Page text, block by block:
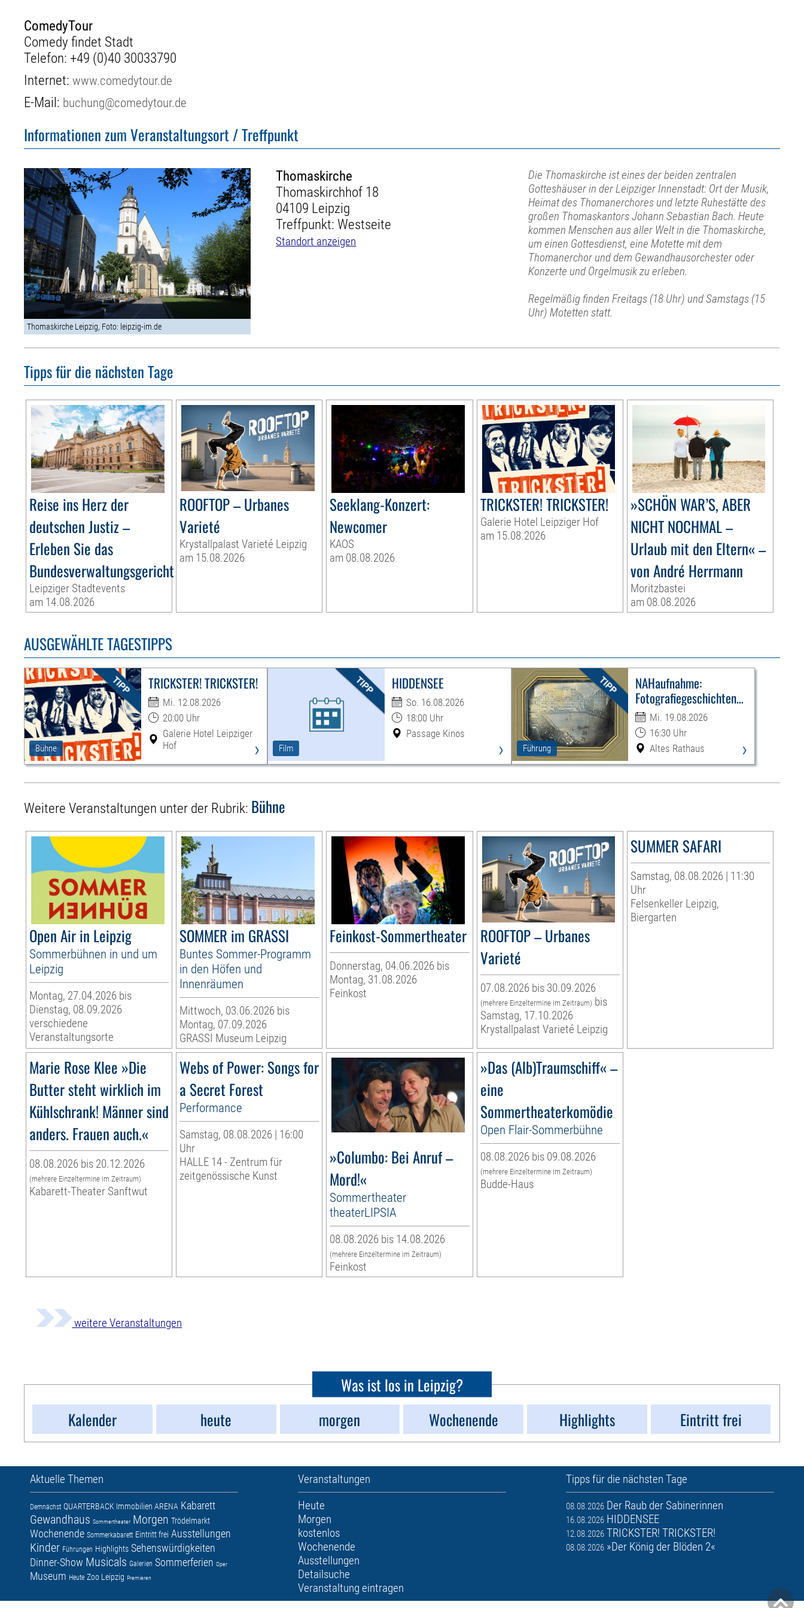
ComedyTour
Comedy findet Stadt
Telefon: +49 (0)40 30033790
Internet:www.comedytour.de
E-Mail: buchung@comedytour.de
Informationen zum Veranstaltungsort / Treffpunkt
Thomaskirche Leipzig, Foto: leipzig-im.de
Thomaskirche
Thomaskirchhof 18
04109 Leipzig
Treffpunkt: Westseite
Standort anzeigen
Die Thomaskirche ist eines der beiden zentralen
Gotteshäuser in der Leipziger Innenstadt: Ort der Musik,
Heimat des Thomanerchores und letzte Ruhestätte des
großen Thomaskantors Johann Sebastian Bach. Heute
kommen Menschen aus aller Welt in die Thomaskirche,
um einen Gottesdienst, eine Motette mit dem
Thomanerchor und dem Gewandhausorchester oder
Konzerte und Orgelmusik zu erleben.
Regelmäßig finden Freitags (18 Uhr) und Samstags (15
Uhr) Motetten statt.
Tipps für die nächsten Tage
Reise ins Herz der
deutschen Justiz –
Erleben Sie das
Bundesverwaltungsgericht
Leipziger Stadtevents
am 14.08.2026
ROOFTOP – Urbanes
Varieté
Krystallpalast Varieté Leipzig
am 15.08.2026
Seeklang-Konzert:
Newcomer
KAOS
am 08.08.2026
TRICKSTER! TRICKSTER!
Galerie Hotel Leipziger Hof
am 15.08.2026
»SCHÖN WAR’S, ABER
NICHT NOCHMAL –
Urlaub mit den Eltern« –
von André Herrmann
Moritzbastei
am 08.08.2026
AUSGEWÄHLTE TAGESTIPPS
Bühne
TRICKSTER! TRICKSTER!
Mi. 12.08.2026
20:00 Uhr
Galerie Hotel Leipziger
Hof
› Film
HIDDENSEE
So. 16.08.2026
18:00 Uhr
Passage Kinos
› Führung
NAHaufnahme:
Fotografiegeschichten
Leipzigs
Mi. 19.08.2026
16:30 Uhr
Altes Rathaus
›
Weitere Veranstaltungen unter der Rubrik: Bühne
Open Air in Leipzig
Sommerbühnen in und um
Leipzig
Montag, 27.04.2026 bis
Dienstag, 08.09.2026
verschiedene
Veranstaltungsorte
SOMMER im GRASSI
Buntes Sommer-Programm
in den Höfen und
Innenräumen
Mittwoch, 03.06.2026 bis
Montag, 07.09.2026
GRASSI Museum Leipzig
Feinkost-Sommertheater
Donnerstag, 04.06.2026 bis
Montag, 31.08.2026
Feinkost
ROOFTOP – Urbanes
Varieté
07.08.2026 bis 30.09.2026
(mehrere Einzeltermine im Zeitraum) bis
Samstag, 17.10.2026
Krystallpalast Varieté Leipzig
SUMMER SAFARI
Samstag, 08.08.2026 | 11:30
Uhr
Felsenkeller Leipzig,
Biergarten
Marie Rose Klee »Die
Butter steht wirklich im
Kühlschrank! Männer sind
anders. Frauen auch.«
08.08.2026 bis 20.12.2026
(mehrere Einzeltermine im Zeitraum)
Kabarett-Theater Sanftwut
Webs of Power: Songs for
a Secret Forest
Performance
Samstag, 08.08.2026 | 16:00
Uhr
HALLE 14 - Zentrum für
zeitgenössische Kunst
»Columbo: Bei Anruf –
Mord!«
Sommertheater
theaterLIPSIA
08.08.2026 bis 14.08.2026
(mehrere Einzeltermine im Zeitraum)
Feinkost
»Das (Alb)Traumschiff« –
eine
Sommertheaterkomödie
Open Flair-Sommerbühne
08.08.2026 bis 09.08.2026
(mehrere Einzeltermine im Zeitraum)
Budde-Haus
weitere Veranstaltungen
Was ist los in Leipzig?
Kalender
heute morgen Wochenende Highlights Eintritt frei
Aktuelle Themen
Demnächst QUARTERBACK Immobilien ARENA Kabarett
Gewandhaus Sommertheater Morgen Trödelmarkt
Wochenende Sommerkabarett Eintritt frei Ausstellungen
Kinder Führungen Highlights Sehenswürdigkeiten
Dinner-Show Musicals Galerien Sommerferien Oper
Museum Heute Zoo Leipzig Premieren
Veranstaltungen
Heute
Morgen
kostenlos
Wochenende
Ausstellungen
Detailsuche
Veranstaltung eintragen
Tipps für die nächsten Tage
08.08.2026 Der Raub der Sabinerinnen
16.08.2026 HIDDENSEE
12.08.2026 TRICKSTER! TRICKSTER!
08.08.2026 »Der König der Blöden 2«